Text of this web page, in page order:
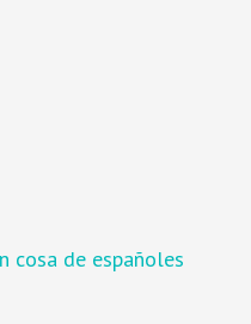
cosa de españoles